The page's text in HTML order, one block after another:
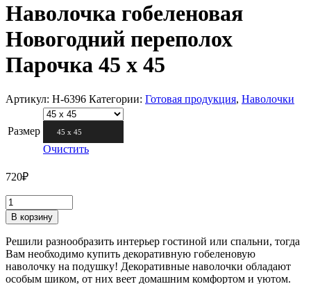
Наволочка гобеленовая
Новогодний переполох
Парочка 45 х 45
Артикул: Н-6396 Категории: Готовая продукция, Наволочки
Размер 45 х 45
Очистить
720₽
В корзину
Решили разнообразить интерьер гостиной или спальни, тогда
Вам необходимо купить декоративную гобеленовую
наволочку на подушку! Декоративные наволочки обладают
особым шиком, от них веет домашним комфортом и уютом.